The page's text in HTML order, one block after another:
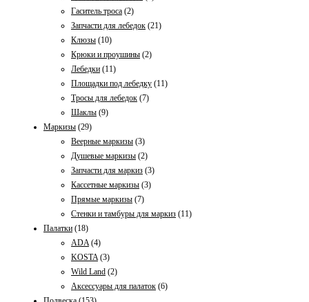
Гаситель тросa (2)
Запчасти для лебедок (21)
Клюзы (10)
Крюки и проушины (2)
Лебедки (11)
Площадки под лебедку (11)
Тросы для лебедок (7)
Шаклы (9)
Маркизы (29)
Веерные маркизы (3)
Душевые маркизы (2)
Запчасти для маркиз (3)
Кассетные маркизы (3)
Прямые маркизы (7)
Стенки и тамбуры для маркиз (11)
Палатки (18)
ADA (4)
KOSTA (3)
Wild Land (2)
Аксессуары для палаток (6)